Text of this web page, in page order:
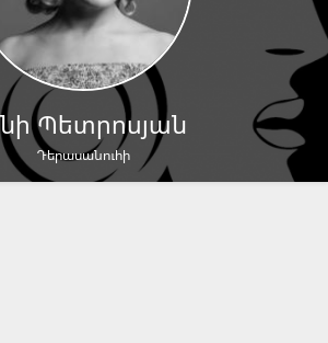
Պետրոսյան
Դերասանուհի